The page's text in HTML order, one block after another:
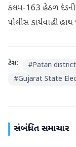
કલમ-163 હેઠળ
પોલીસ કાર્યવાહી
ટેગ્સ: #Patan district
#Gujarat State
સંબંધિત સમાચાર